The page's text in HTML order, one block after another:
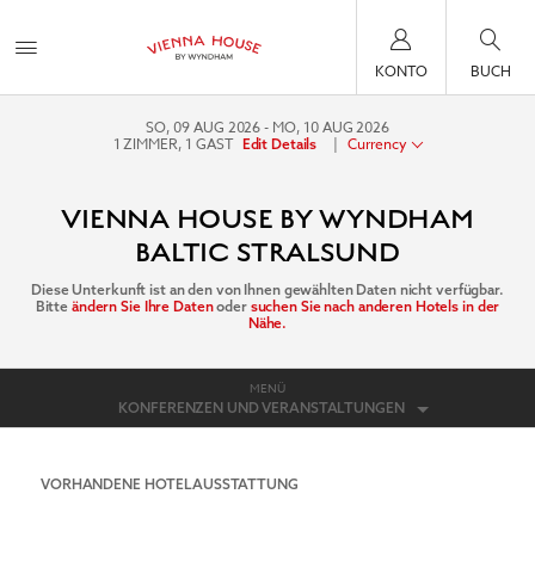
KONTO BUCH
SO, 09 AUG 2026
MO, 10 AUG 2026
1 ZIMMER, 1 GAST Edit Details | Currency
VIENNA HOUSE BY WYNDHAM
BALTIC STRALSUND
Diese Unterkunft ist an den von Ihnen gewählten Daten nicht verfügbar.
Bitte ändern Sie Ihre Datenoder suchen Sie nach anderen Hotels in der
Nähe.
MENÜ
KONFERENZEN UND VERANSTALTUNGEN
VORHANDENE HOTELAUSSTATTUNG